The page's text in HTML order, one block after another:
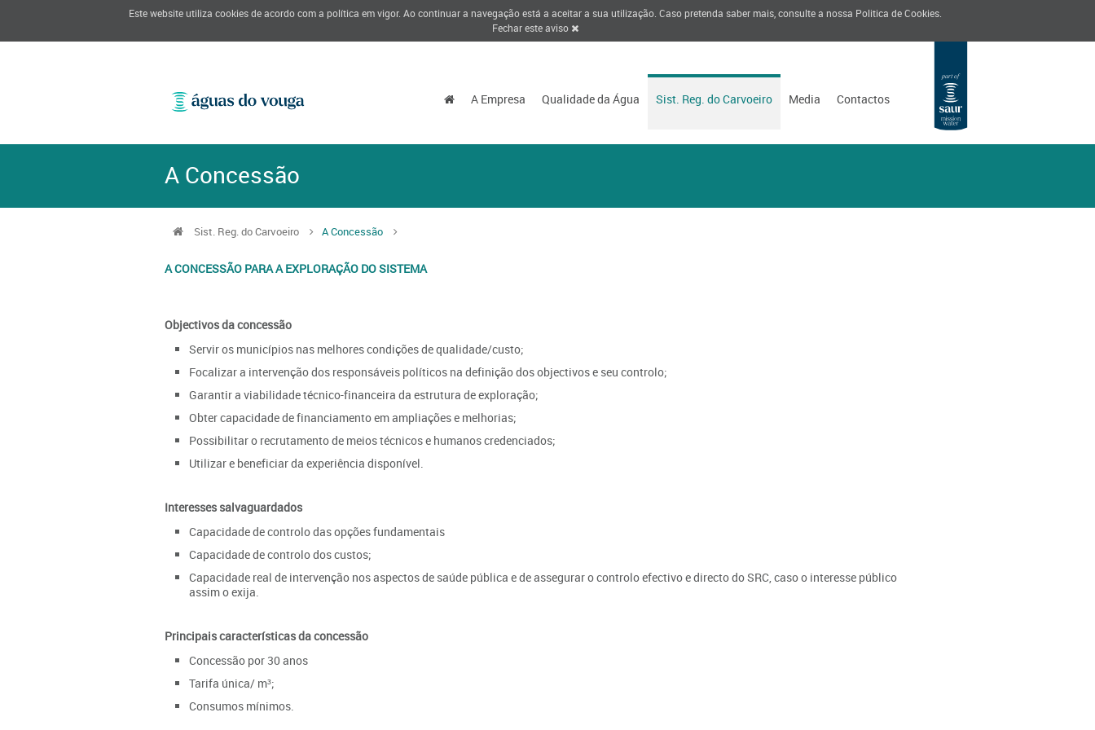
Este website utiliza cookies de acordo com a política em vigor. Ao continuar a navegação está a aceitar a sua utilização. Caso pretenda saber mais, consulte a nossa Politica de Cookies
Fechar este aviso
A Empresa Qualidade da Água Sist. Reg. do Carvoeiro Media Contactos
A Concessão
Sist. Reg. do Carvoeiro A Concessão
A CONCESSÃO PARA A EXPLORAÇÃO DO SISTEMA
Objectivos da concessão
Servir os municípios nas melhores condições de qualidade/custo;
Focalizar a intervenção dos responsáveis políticos na definição dos objectivos e seu controlo;
Garantir a viabilidade técnico-financeira da estrutura de exploração;
Obter capacidade de financiamento em ampliações e melhorias;
Possibilitar o recrutamento de meios técnicos e humanos credenciados;
Utilizar e beneficiar da experiência disponível.
Interesses salvaguardados
Capacidade de controlo das opções fundamentais
Capacidade de controlo dos custos;
Capacidade real de intervenção nos aspectos de saúde pública e de assegurar o controlo efectivo e directo do SRC, caso o interesse público
assim o exija.
Principais características da concessão
Concessão por 30 anos
Tarifa única/ m³;
Consumos mínimos.